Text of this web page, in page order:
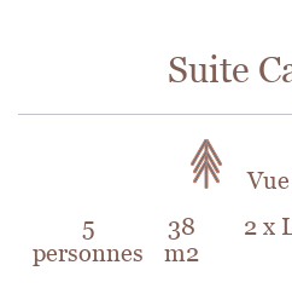
Suite
5
personnes
38
m2
2 x